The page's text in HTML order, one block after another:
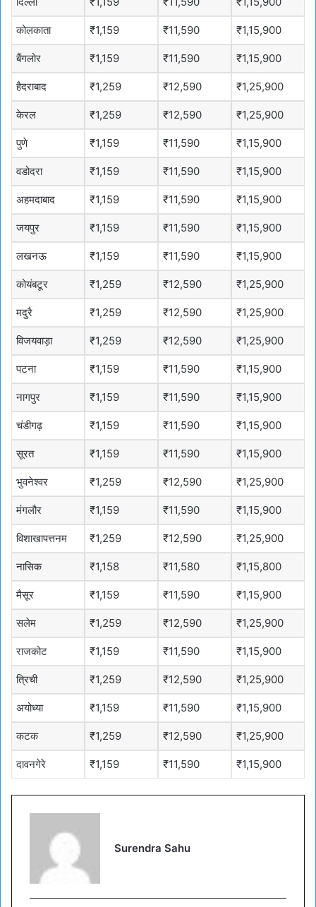
कोलकाता ₹1,159 ₹11,590 ₹1,15,900
बैंगलोर ₹1,159 ₹11,590 ₹1,15,900
हैदराबाद ₹1,259 ₹12,590 ₹1,25,900
केरल ₹1,259 ₹12,590 ₹1,25,900
पुणे ₹1,159 ₹11,590 ₹1,15,900
वडोदरा ₹1,159 ₹11,590 ₹1,15,900
अहमदाबाद ₹1,159 ₹11,590 ₹1,15,900
जयपुर ₹1,159 ₹11,590 ₹1,15,900
लखनऊ ₹1,159 ₹11,590 ₹1,15,900
कोयंबटूर ₹1,259 ₹12,590 ₹1,25,900
मदुरै ₹1,259 ₹12,590 ₹1,25,900
विजयवाड़ा ₹1,259 ₹12,590 ₹1,25,900
पटना ₹1,159 ₹11,590 ₹1,15,900
नागपुर ₹1,159 ₹11,590 ₹1,15,900
चंडीगढ़ ₹1,159 ₹11,590 ₹1,15,900
सूरत ₹1,159 ₹11,590 ₹1,15,900
भुवनेश्वर ₹1,259 ₹12,590 ₹1,25,900
मंगलौर ₹1,159 ₹11,590 ₹1,15,900
विशाखापत्तनम ₹1,259 ₹12,590 ₹1,25,900
नासिक ₹1,158 ₹11,580 ₹1,15,800
मैसूर ₹1,159 ₹11,590 ₹1,15,900
सलेम ₹1,259 ₹12,590 ₹1,25,900
राजकोट ₹1,159 ₹11,590 ₹1,15,900
त्रिची ₹1,259 ₹12,590 ₹1,25,900
अयोध्या ₹1,159 ₹11,590 ₹1,15,900
कटक ₹1,259 ₹12,590 ₹1,25,900
दावनगेरे ₹1,159 ₹11,590 ₹1,15,900
Surendra Sahu